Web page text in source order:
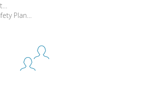
Plan…